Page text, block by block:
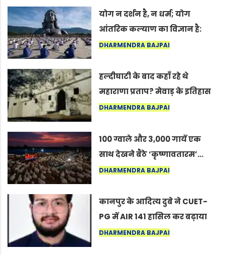
योग न दर्शन है, न धर्म; योग
आंतरिक कल्याण का विज्ञान है:
अंतरराष्ट्रीय योग दिवस 2026 पर
DHARMENDRA BAJPAI
हल्दीघाटी के बाद कहाँ रहे थे
महाराणा प्रताप? मेवाड़ के इतिहास
का वह अनकहा अध्याय जो आज भी
DHARMENDRA BAJPAI
100 ग्वाले और 3,000 गायें एक
साथ देखने बैठे ‘कृष्णावतारम’…
नागपुर में दिखा ऐसा नज़ारा कि
कर सकते हैं”
DHARMENDRA BAJPAI
कानपुर के आदित्य दुबे ने CUET-
PG में AIR 141 हासिल कर बढ़ाया
शहर का मान
DHARMENDRA BAJPAI